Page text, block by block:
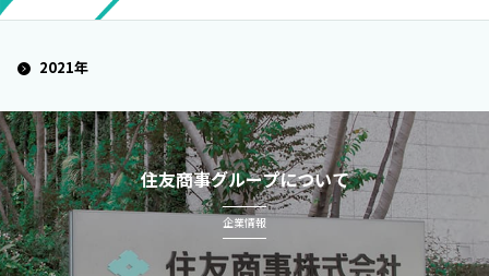
2021年
住友商事グループについて
企業情報